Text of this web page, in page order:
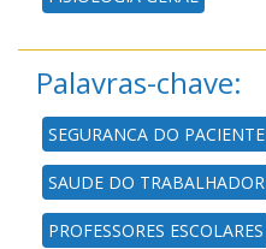
Palavras-chave:
SEGURANCA DO PACIENTE
SAUDE DO TRABALHADOR
PROFESSORES ESCOLARES